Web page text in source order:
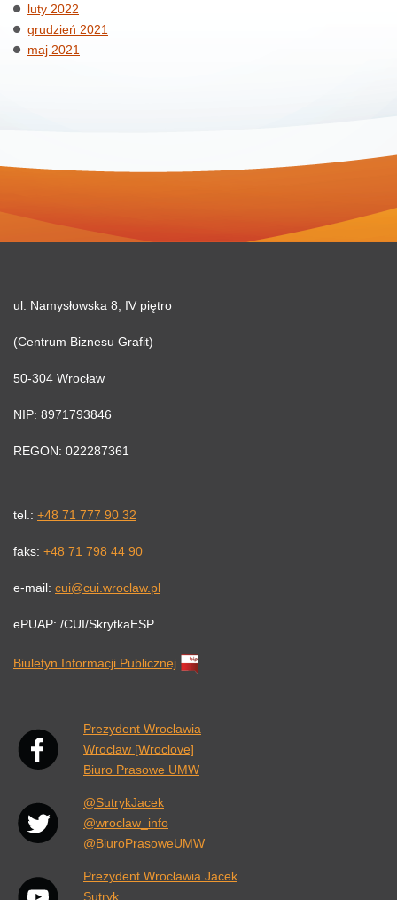
luty 2022
grudzień 2021
maj 2021
ul. Namysłowska 8, IV piętro
(Centrum Biznesu Grafit)
50-304 Wrocław
NIP: 8971793846
REGON: 022287361
tel.: +48 71 777 90 32
faks: +48 71 798 44 90
e-mail: cui@cui.wroclaw.pl
ePUAP: /CUI/SkrytkaESP
Biuletyn Informacji Publicznej
Prezydent Wrocławia
Wroclaw [Wroclove]
Biuro Prasowe UMW
@SutrykJacek
@wroclaw_info
@BiuroPrasoweUMW
Prezydent Wrocławia Jacek
Sutryk